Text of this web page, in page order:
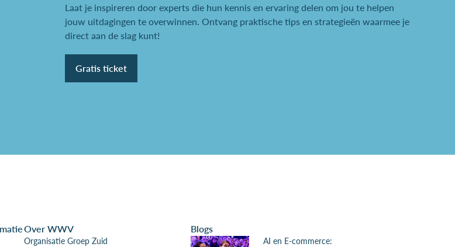
Laat je inspireren door experts die hun kennis en ervaring delen om jou te helpen
jouw uitdagingen te overwinnen. Ontvang praktische tips en strategieën waarmee je
direct aan de slag kunt!
Gratis ticket
Over WWV
Organisatie Groep Zuid
Blogs
AI en E-commerce: